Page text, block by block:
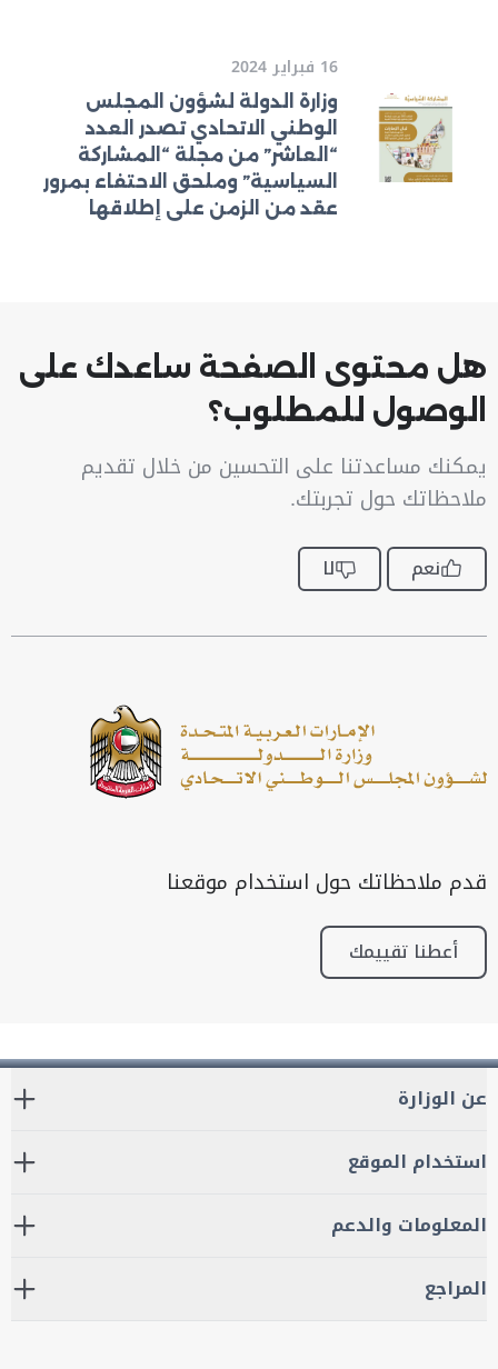
16 فبراير 2024
وزارة الدولة لشؤون المجلس
الوطني الاتحادي تصدر العدد
“العاشر” من مجلة “المشاركة
السياسية” وملحق الاحتفاء بمرور
عقد من الزمن على إطلاقها
هل محتوى الصفحة ساعدك على
الوصول للمطلوب؟
يمكنك مساعدتنا على التحسين من خلال تقديم
ملاحظاتك حول تجربتك.
نعم لا
قدم ملاحظاتك حول استخدام موقعنا
أعطنا تقييمك
عن الوزارة
استخدام الموقع
المعلومات والدعم
المراجع